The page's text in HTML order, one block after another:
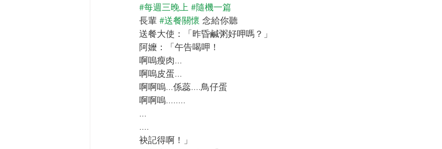
#每週三晚上 #隨機一篇
長輩 #送餐關懷 念給你聽
送餐大使：「昨昏鹹粥好呷嗎？」
阿嬤：「午告喝呷！
啊嗚瘦肉...
啊嗚皮蛋...
啊啊嗚...係蕊....鳥仔蛋
啊啊嗚........
...
....
袂記得啊！」